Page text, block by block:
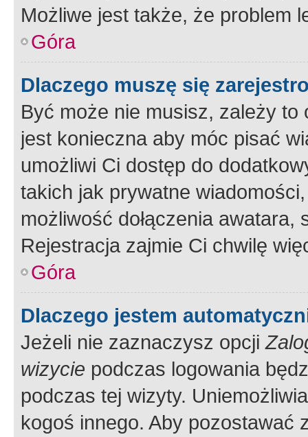
Możliwe jest także, że problem
Góra
Dlaczego muszę się
Być może nie musisz, zależy
jest konieczna aby móc pisać
umożliwi Ci dostęp do
takich jak prywatne
możliwość dołączenia
Rejestracja zajmie Ci chwilę
Góra
Dlaczego jestem
Jeżeli nie zaznaczysz opcji
wizycie podczas logowania
podczas tej wizyty.
kogoś innego. Aby pozostawać